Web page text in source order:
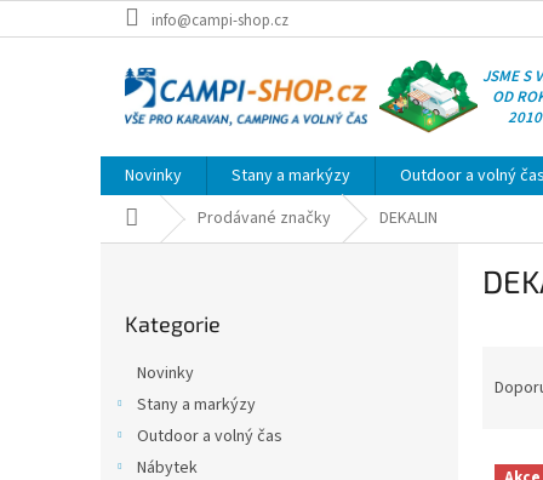
na
info@campi-shop.cz
JSME S
OD
2010
Novinky Stany a markýzy Outdoor a volný čas
Domů Prodávané značky DEKALIN
kategorie
Kategorie
Novinky
Stany a markýzy
Outdoor a volný čas
Nábytek
nV